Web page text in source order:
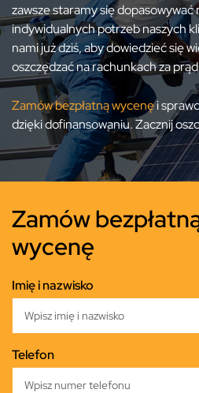
zawsze staramy się dopasowywać
indywidualnych potrzeb naszych
nami już dziś, aby dowiedzieć się
oszczędzać na rachunkach za
Zamów bezpłatną wycenęi
dzięki dofinansowaniu. Zacznij
Zamów
wycenę
Imię i nazwisko
Telefon